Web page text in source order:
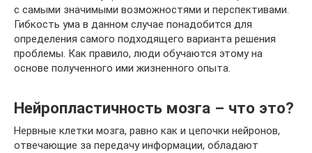
с самыми значимыми возможностями и перспективами.
Гибкость ума в данном случае понадобится для
определения самого подходящего варианта решения
проблемы. Как правило, люди обучаются этому на
основе полученного ими жизненного опыта.
Нейропластичность мозга – что это?
Нервные клетки мозга, равно как и цепочки нейронов,
отвечающие за передачу информации, обладают